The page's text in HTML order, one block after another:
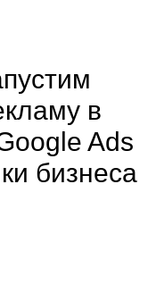
в
Ads
бизнеса